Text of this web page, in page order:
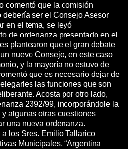
comentó que la comisión
debería ser el Consejo Asesor
en el tema, se leyó
de ordenanza presentado en el
plantearon que el gran debate
nuevo Consejo, en este caso
y la mayoría no estuvo de
que es necesario dejar de
las funciones que son
Acosta por otro lado,
2392/99, incorporándole la
algunas otras cuestiones
una nueva ordenanza.
los Sres. Emilio Tallarico
Municipales, “Argentina